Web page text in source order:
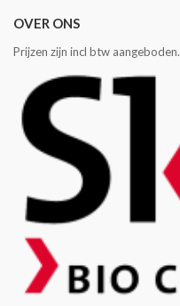
OVER ONS
Prijzen zijn incl btw aangeboden.